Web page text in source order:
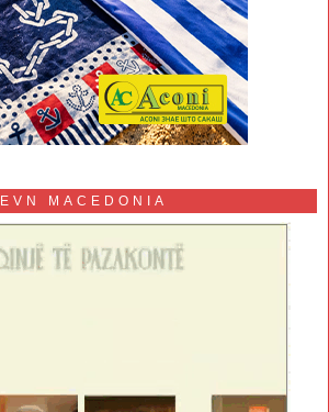
EVN MACEDONIA